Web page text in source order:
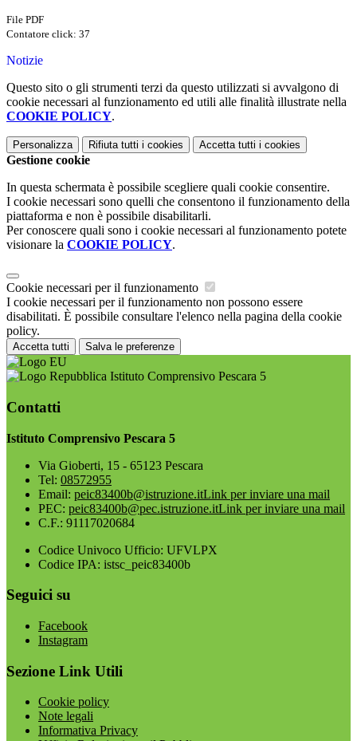
File PDF
Contatore click: 37
Notizie
Questo sito o gli strumenti terzi da questo utilizzati si avvalgono di
cookie necessari al funzionamento ed utili alle finalità illustrate nella
COOKIE POLICY.
Personalizza Rifiuta tutti i cookies Accetta tutti i cookies
Gestione cookie
In questa schermata è possibile scegliere quali cookie consentire.
I cookie necessari sono quelli che consentono il funzionamento della
piattaforma e non è possibile disabilitarli.
Per conoscere quali sono i cookie necessari al funzionamento potete
visionare la COOKIE POLICY.
Cookie necessari per il funzionamento
I cookie necessari per il funzionamento non possono essere
disabilitati. È possibile consultare l'elenco nella pagina della cookie
policy.
Accetta tutti Salva le preferenze
Istituto Comprensivo Pescara 5
Contatti
Istituto Comprensivo Pescara 5
Via Gioberti, 15 - 65123 Pescara
Tel: 08572955
Email: peic83400b@istruzione.itLink per inviare una mail
PEC: peic83400b@pec.istruzione.itLink per inviare una mail
C.F.: 91117020684
Codice Univoco Ufficio: UFVLPX
Codice IPA: istsc_peic83400b
Seguici su
Facebook
Instagram
Sezione Link Utili
Cookie policy
Note legali
Informativa Privacy